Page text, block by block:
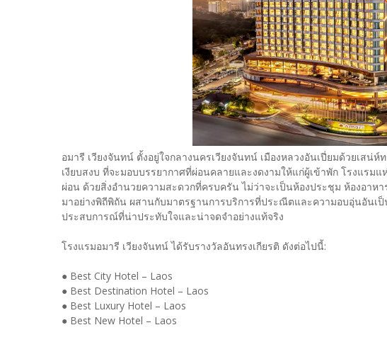
อมารี เวียงจันทน์ ตั้งอยู่ใจกลางนครเวียงจันทน์ เมืองหลวงอันเปี่ยมด้วยเส
เงียบสงบ ที่จะมอบบรรยากาศที่ผ่อนคลายและงดงามให้แก่ผู้เข้าพัก โรงแรม
ผ่อน ด้วยสิ่งอำนวยความสะดวกที่ครบครัน ไม่ว่าจะเป็นห้องประชุม ห้องอา
มาอย่างพิถีพิถัน ผสานกับมาตรฐานการบริการที่ประณีตและความอบอุ่นอันเ
ประสบการณ์ที่น่าประทับใจและน่าจดจำอย่างแท้จริง
โรงแรมอมารี เวียงจันทน์ ได้รับรางวัลอันทรงเกียรติ ดังต่อไปนี้:
● Best City Hotel – Laos
● Best Destination Hotel – Laos
● Best Luxury Hotel – Laos
● Best New Hotel – Laos